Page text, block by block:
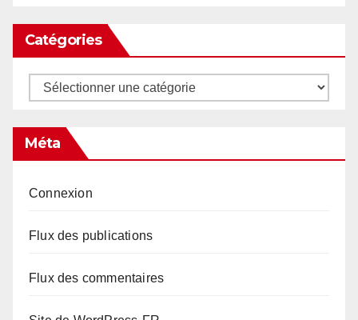
Catégories
Catégories
Méta
Connexion
Flux des publications
Flux des commentaires